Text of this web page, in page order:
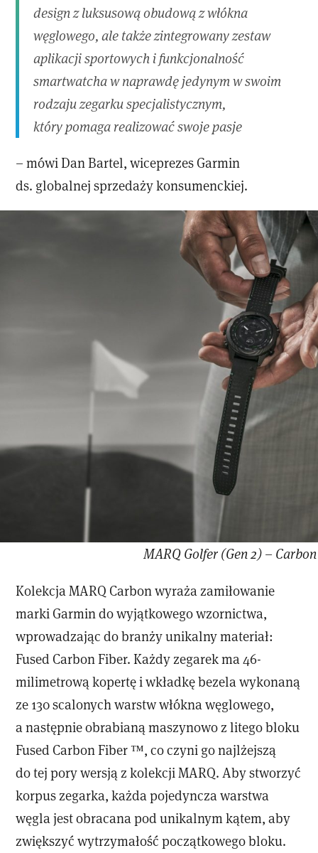
design z luksusową obudową z włókna
węglowego, ale także zintegrowany zestaw
aplikacji sportowych i funkcjonalność
smartwatcha w naprawdę jedynym w swoim
rodzaju zegarku specjalistycznym,
który pomaga realizować swoje pasje
– mówi Dan Bartel, wiceprezes Garmin
ds. globalnej sprzedaży konsumenckiej.
MARQ Golfer (Gen 2) –
Kolekcja MARQ Carbon wyraża zamiłowanie
marki Garmin do wyjątkowego wzornictwa,
wprowadzając do branży unikalny materiał:
Fused Carbon Fiber. Każdy zegarek ma 46-
milimetrową kopertę i wkładkę bezela wykonaną
ze 130 scalonych warstw włókna węglowego,
a następnie obrabianą maszynowo z litego bloku
Fused Carbon Fiber ™, co czyni go najlżejszą
do tej pory wersją z kolekcji MARQ. Aby stworzyć
korpus zegarka, każda pojedyncza warstwa
węgla jest obracana pod unikalnym kątem, aby
zwiększyć wytrzymałość początkowego bloku.